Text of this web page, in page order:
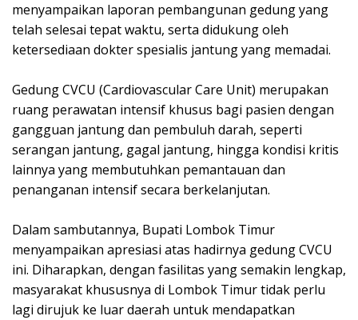
menyampaikan laporan pembangunan gedung yang
telah selesai tepat waktu, serta didukung oleh
ketersediaan dokter spesialis jantung yang memadai.
Gedung CVCU (Cardiovascular Care Unit) merupakan
ruang perawatan intensif khusus bagi pasien dengan
gangguan jantung dan pembuluh darah, seperti
serangan jantung, gagal jantung, hingga kondisi kritis
lainnya yang membutuhkan pemantauan dan
penanganan intensif secara berkelanjutan.
Dalam sambutannya, Bupati Lombok Timur
menyampaikan apresiasi atas hadirnya gedung CVCU
ini. Diharapkan, dengan fasilitas yang semakin lengkap,
masyarakat khususnya di Lombok Timur tidak perlu
lagi dirujuk ke luar daerah untuk mendapatkan